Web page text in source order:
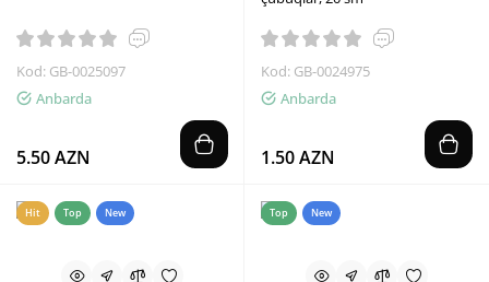
Kod: GB-0025097
Anbarda
5.50 AZN
Kod: GB-0024975
Anbarda
1.50 AZN
Hit Top New Top New